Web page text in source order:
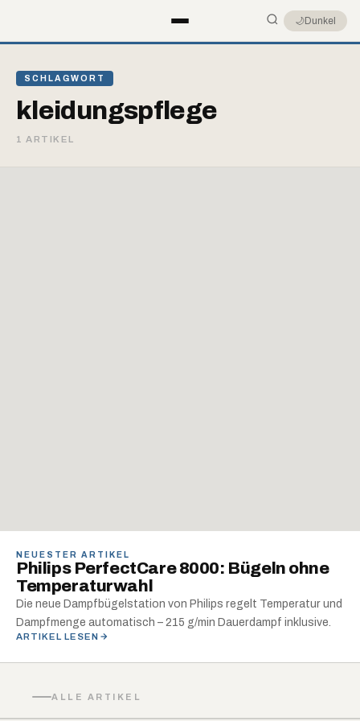
🌙Dunkel
SCHLAGWORT
kleidungspflege
1 ARTIKEL
NEUESTER ARTIKEL
Philips PerfectCare 8000: Bügeln ohne
Temperaturwahl
Die neue Dampfbügelstation von Philips regelt Temperatur und
Dampfmenge automatisch – 215 g/min Dauerdampf inklusive.
ARTIKEL LESEN
ALLE ARTIKEL